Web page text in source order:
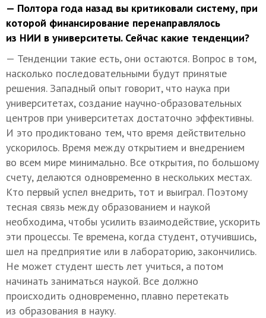
— Полтора года назад вы критиковали систему, при
которой финансирование перенаправлялось
из НИИ в университеты. Сейчас какие тенденции?
— Тенденции такие есть, они остаются. Вопрос в том,
насколько последовательными будут принятые
решения. Западный опыт говорит, что наука при
университетах, создание научно-образовательных
центров при университетах достаточно эффективны.
И это продиктовано тем, что время действительно
ускорилось. Время между открытием и внедрением
во всем мире минимально. Все открытия, по большому
счету, делаются одновременно в нескольких местах.
Кто первый успел внедрить, тот и выиграл. Поэтому
тесная связь между образованием и наукой
необходима, чтобы усилить взаимодействие, ускорить
эти процессы. Те времена, когда студент, отучившись,
шел на предприятие или в лабораторию, закончились.
Не может студент шесть лет учиться, а потом
начинать заниматься наукой. Все должно
происходить одновременно, плавно перетекать
из образования в науку.